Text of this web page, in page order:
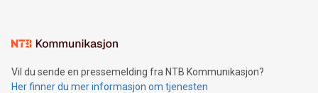
Vil du sende en pressemelding fra NTB Kommunikasjon?
Her finner du mer informasjon om tjenesten